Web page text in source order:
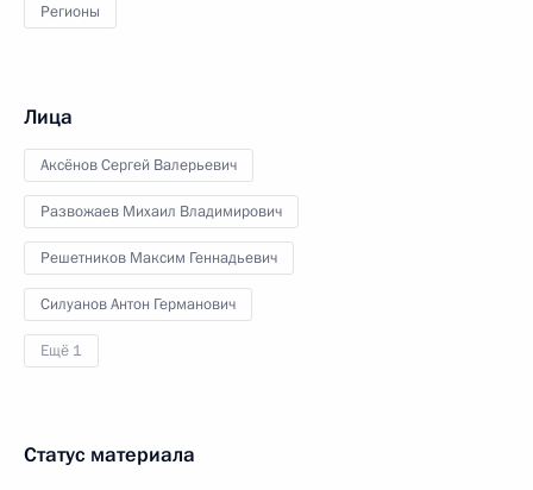
Регионы
Лица
Аксёнов Сергей Валерьевич
Развожаев Михаил Владимирович
Решетников Максим Геннадьевич
Силуанов Антон Германович
Ещё 1
Статус материала